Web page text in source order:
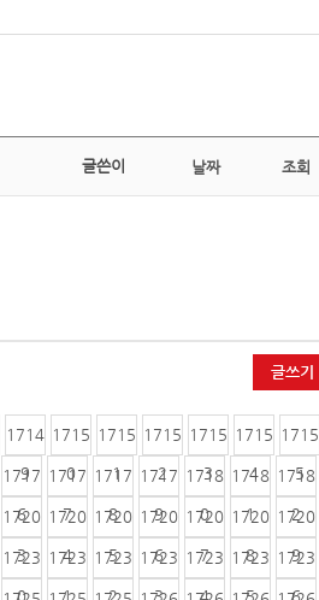
글쓴이 날짜 조회
글쓰기
1714
9
1715
0
1715
1
1715
2
1715
3
1715
4
1715
5
1717
6
1717
7
1717
8
1717
9
1718
0
1718
1
1718
2
1720
3
1720
4
1720
5
1720
6
1720
7
1720
8
1720
9
1723
0
1723
1
1723
2
1723
3
1723
4
1723
5
1723
6